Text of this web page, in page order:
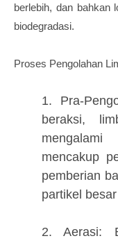
berlebih, dan bahkan
biodegradasi.
Proses Pengolahan
1. Pra-
beraksi,
mencakup
pemberian
partikel
2. Aerasi: